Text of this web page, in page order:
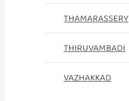
THAMARASSERY
THIRUVAMBADI
VAZHAKKAD